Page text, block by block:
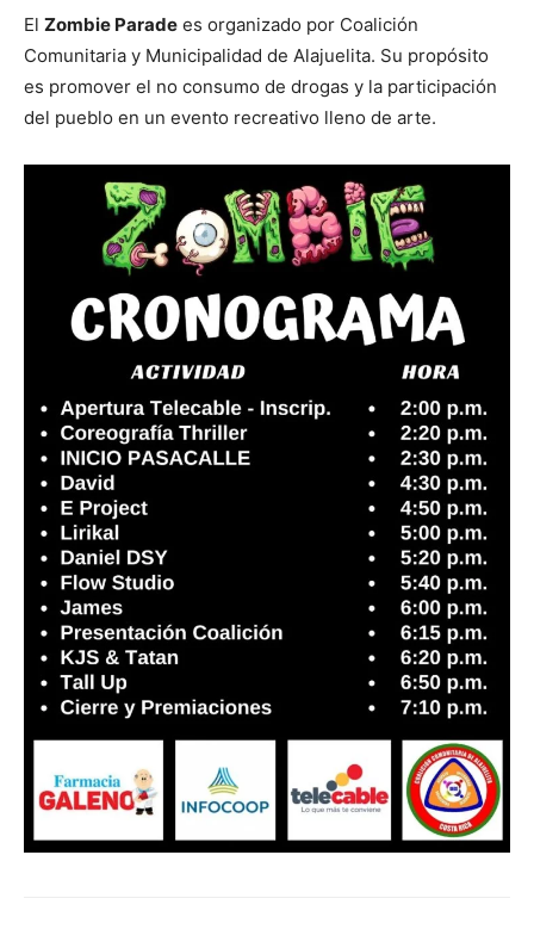
El Zombie Parade es organizado por Coalición
Comunitaria y Municipalidad de Alajuelita. Su propósito
es promover el no consumo de drogas y la participación
del pueblo en un evento recreativo lleno de arte.